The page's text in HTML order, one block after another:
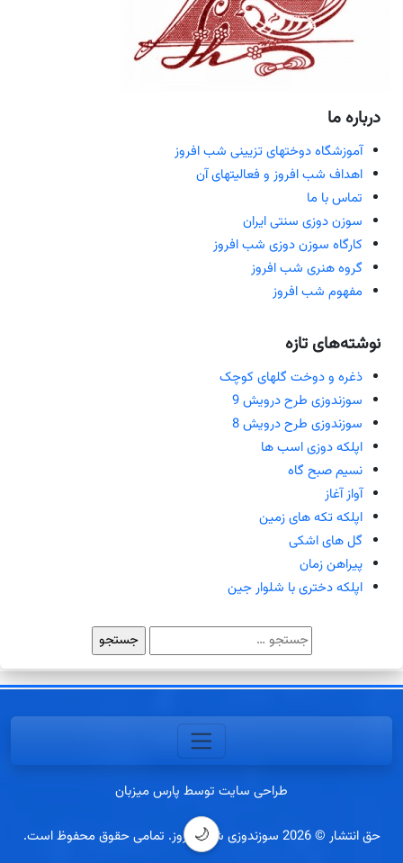
درباره ما
آموزشگاه دوختهای تزیینی شب افروز
اهداف شب افروز و فعالیتهای آن
تماس با ما
سوزن دوزی سنتی ایران
کارگاه سوزن دوزی شب افروز
گروه هنری شب افروز
مفهوم شب افروز
نوشته‌های تازه
ذغره و دوخت گلهای کوچک
سوزندوزی طرح درویش 9
سوزندوزی طرح درویش 8
اپلکه دوزی اسب ها
نسیم صبح گاه
آواز آغاز
اپلکه تکه های زمین
گل های اشکی
پیراهن زمان
اپلکه دختری با شلوار جین
جستجو
برای:
طراحی سایت توسط پارس میزبان
حق انتشار © 2026 سوزندوزی شب افروز. تمامی حقوق محفوظ است. 🌙